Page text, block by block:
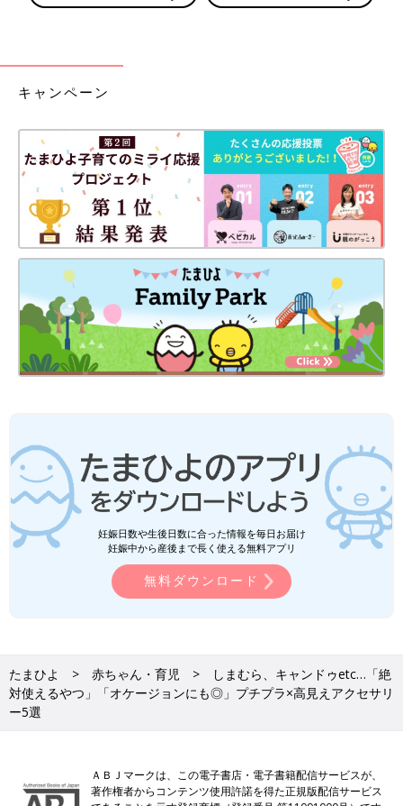
キャンペーン
妊娠日数や生後日数に合った情報を毎日お届け
妊娠中から産後まで長く使える無料アプリ
無料ダウンロード
たまひよ 赤ちゃん・育児
しまむら、キャンドゥetc…「絶
対使えるやつ」「オケージョンにも◎」プチプラ×高見えアクセサリ
ー5選
ＡＢＪマークは、この電子書店・電子書籍配信サービスが、
著作権者からコンテンツ使用許諾を得た正規版配信サービス